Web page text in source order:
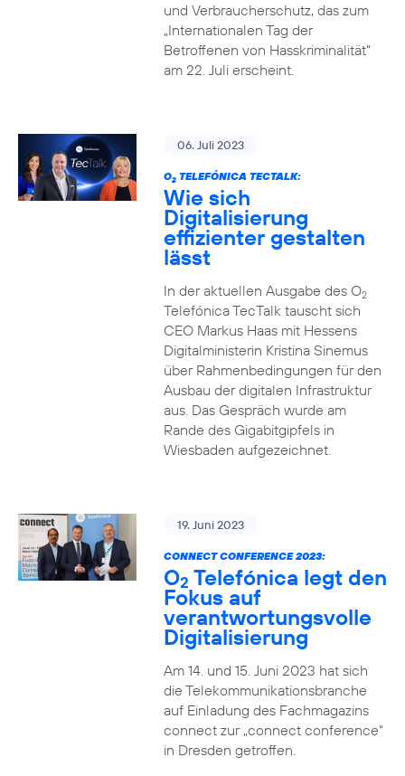
und Verbraucherschutz, das zum
„Internationalen Tag der
Betroffenen von Hasskriminalität“
am 22. Juli erscheint.
06. Juli 2023
O2TELEFÓNICA TECTALK:
Wie sich
Digitalisierung
effizienter gestalten
lässt
In der aktuellen Ausgabe des O2
Telefónica TecTalk tauscht sich
CEO Markus Haas mit Hessens
Digitalministerin Kristina Sinemus
über Rahmenbedingungen für den
Ausbau der digitalen Infrastruktur
aus. Das Gespräch wurde am
Rande des Gigabitgipfels in
Wiesbaden aufgezeichnet.
19. Juni 2023
CONNECT CONFERENCE 2023:
O2 Telefónica legt den
Fokus auf
verantwortungsvolle
Digitalisierung
Am 14. und 15. Juni 2023 hat sich
die Telekommunikationsbranche
auf Einladung des Fachmagazins
connect zur „connect conference“
in Dresden getroffen.